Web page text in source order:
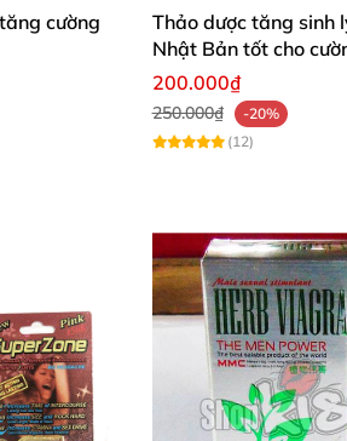
cường
Thảo dược tăng sinh
Nhật Bản tốt cho
200.000₫
250.000₫
-20%
(12)